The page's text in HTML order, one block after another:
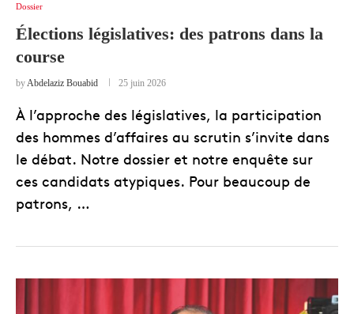
Dossier
Élections législatives: des patrons dans la
course
byAbdelaziz Bouabid 25 juin 2026
À l’approche des législatives, la participation
des hommes d’affaires au scrutin s’invite dans
le débat. Notre dossier et notre enquête sur
ces candidats atypiques. Pour beaucoup de
patrons, …